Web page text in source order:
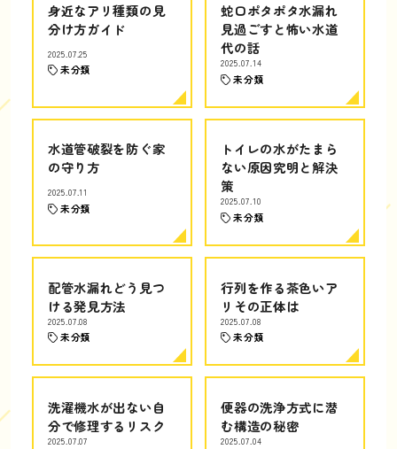
身近なアリ種類の見
分け方ガイド
2025.07.25
未分類
蛇口ポタポタ水漏れ
見過ごすと怖い水道
代の話
2025.07.14
未分類
水道管破裂を防ぐ家
の守り方
2025.07.11
未分類
トイレの水がたまら
ない原因究明と解決
策
2025.07.10
未分類
配管水漏れどう見つ
ける発見方法
2025.07.08
未分類
行列を作る茶色いア
リその正体は
2025.07.08
未分類
洗濯機水が出ない自
分で修理するリスク
2025.07.07
便器の洗浄方式に潜
む構造の秘密
2025.07.04